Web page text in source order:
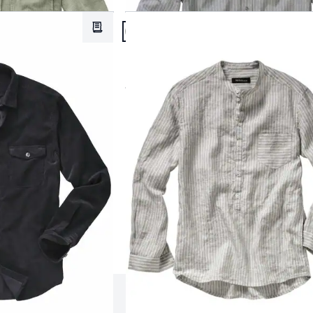
Merkzettel
Artikel 8 von 9.
Passform Regular Fit.
Regular Fit
ab
€ 99,95
1 bis 9 von 9.